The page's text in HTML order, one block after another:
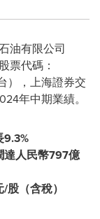
油有限公司
票代碼：
），上海證券交
年中期業績。
9.3%
達人民幣797億
/股（含稅）